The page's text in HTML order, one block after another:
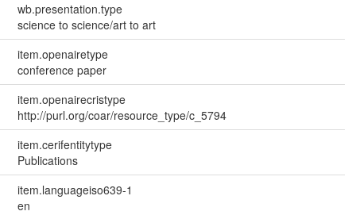
wb.presentation.type
science to science/art to art
item.openairetype
conference paper
item.openairecristype
http://purl.org/coar/resource_type/c_5794
item.cerifentitytype
Publications
item.languageiso639-1
en